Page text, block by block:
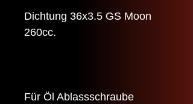
Dichtung 36x3.5 GS Moon
260cc.
Für Öl Ablassschraube